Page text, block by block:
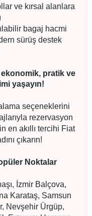
ve kırsal alanlara
bagaj hacmi
sürüş destek
ekonomik, pratik ve
yaşayın!
seçeneklerini
rezervasyon
en akıllı tercihi Fiat
çıkarın!
Noktalar
İzmir Balçova,
Karataş, Samsun
Nevşehir Ürgüp,